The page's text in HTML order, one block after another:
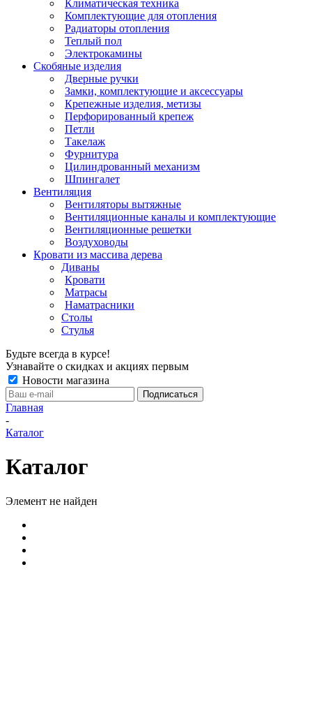
Климатическая техника
Комплектующие для отопления
Радиаторы отопления
Теплый пол
Электрокамины
Скобяные изделия
Дверные ручки
Замки, комплектующие и аксессуары
Крепежные изделия, метизы
Перфорированный крепеж
Петли
Такелаж
Фурнитура
Цилиндрованный механизм
Шпингалет
Вентиляция
Вентиляторы вытяжные
Вентиляционные каналы и комплектующие
Вентиляционные решетки
Воздуховоды
Кровати из массива дерева
Диваны
Кровати
Матрасы
Наматрасники
Столы
Стулья
Будьте всегда в курсе!
Узнавайте о скидках и акциях первым
Новости магазина
Главная
-
Каталог
Каталог
Элемент не найден